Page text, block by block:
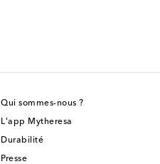
Qui sommes-nous ?
L'app Mytheresa
Durabilité
Presse